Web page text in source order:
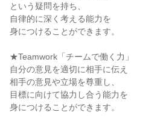
という疑問を持ち、
自律的に深く考える能力を
身につけることができます。
★Teamwork「チームで働く力」
自分の意見を適切に相手に伝え
相手の意見や立場を尊重し、
目標に向けて協力し合う能力を
身につけることができます。